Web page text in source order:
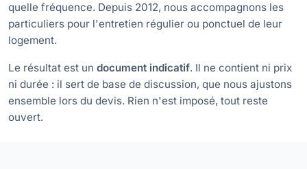
quelle fréquence. Depuis 2012, nous accompagnons les
particuliers pour l'entretien régulier ou ponctuel de leur
logement.
Le résultat est un document indicatif. Il ne contient ni prix
ni durée : il sert de base de discussion, que nous ajustons
ensemble lors du devis. Rien n'est imposé, tout reste
ouvert.